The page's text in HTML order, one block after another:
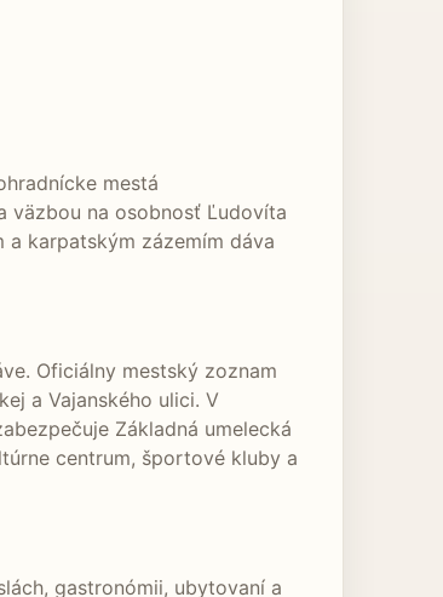
mestá
väzbou na osobnosť Ľudovíta
a karpatským zázemím dáva
Oficiálny mestský zoznam
a Vajanského ulici. V
Základná umelecká
centrum, športové kluby a
gastronómii, ubytovaní a